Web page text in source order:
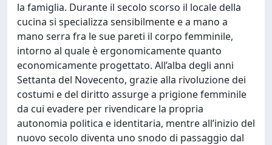
la famiglia. Durante il secolo scorso il locale della
cucina si specializza sensibilmente e a mano a
mano serra fra le sue pareti il corpo femminile,
intorno al quale è ergonomicamente quanto
economicamente progettato. All’alba degli anni
Settanta del Novecento, grazie alla rivoluzione dei
costumi e del diritto assurge a prigione femminile
da cui evadere per rivendicare la propria
autonomia politica e identitaria, mentre all’inizio del
nuovo secolo diventa uno snodo di passaggio dal